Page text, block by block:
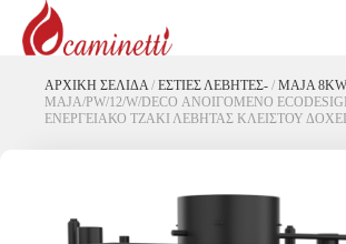
ΑΡΧΙΚΉ ΣΕΛΊΔΑ / ΕΣΤΙΕΣ ΛΕΒΗΤΕΣ- / MAJA 8KW
MAJA/PW/12/W/DECO ΑΝΟΙΓΟΜΕΝΟ
ΕΝΕΡΓΕΙΑΚΟ ΤΖΑΚΙ ΛΕΒΗΤΑΣ ΚΛΕΙΣΤΟΥ